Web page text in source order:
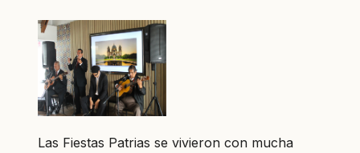
Las Fiestas Patrias se vivieron con mucha